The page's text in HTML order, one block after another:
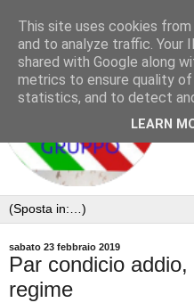
sabato 23 febbraio 2019
Par condicio
regime
This site uses cookies
and to analyze traffic. Your
shared with Google along
metrics to ensure quality
statistics, and to detect
LEARN